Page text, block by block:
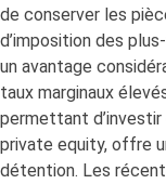
de conserver les
d’imposition des
un avantage
taux marginaux
permettant
private equity, offre
détention. Les